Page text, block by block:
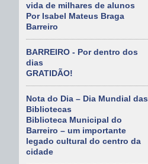
vida de milhares de alunos
Por Isabel Mateus Braga
Barreiro
BARREIRO - Por dentro dos
dias
GRATIDÃO!
Nota do Dia – Dia Mundial das
Bibliotecas
Biblioteca Municipal do
Barreiro – um importante
legado cultural do centro da
cidade